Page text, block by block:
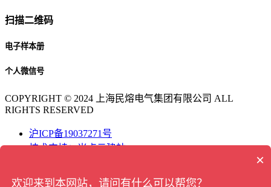
扫描二维码
电子样本册
个人微信号
COPYRIGHT © 2024 上海民熔电气集团有限公司 ALL
RIGHTS RESERVED
沪ICP备19037271号
技术支持：米点云建站
×
欢迎来到本网站，请问有什么可以帮您？